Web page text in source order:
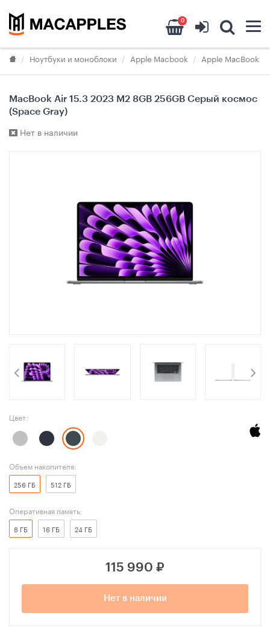
0
Ноутбуки и моноблоки Apple Macbook Apple MacBook
MacBook Air 15.3 2023 M2 8GB 256GB Серый космос
(Space Gray)
Нет в наличии
Цвет:
Объем накопителя:
256 ГБ 512 ГБ
Оперативная память:
8 ГБ 16 ГБ 24 ГБ
115 990 ₽
Нет в наличии